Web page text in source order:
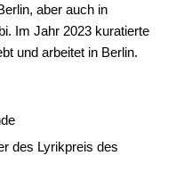
aber auch in
Im Jahr 2023 kuratierte
und arbeitet in Berlin.
des Lyrikpreis des